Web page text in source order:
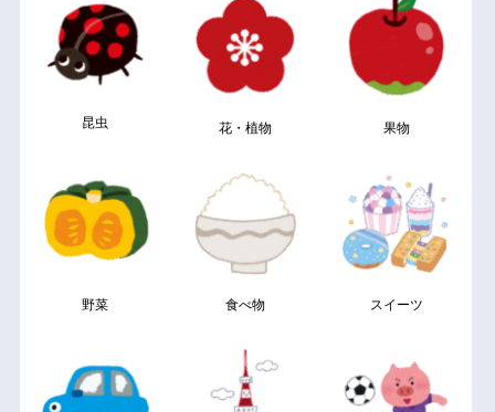
昆虫 花・植物 果物
野菜 食べ物 スイーツ